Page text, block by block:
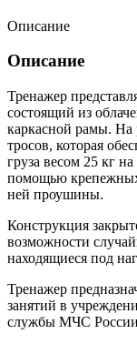
Описание
Описание
Тренажер
состоящий из
каркасной рамы. На
тросов, которая
груза весом 25 кг
помощью крепежных
ней проушины.
Конструкция
возможности
находящиеся под
Тренажер
занятий в
службы МЧС